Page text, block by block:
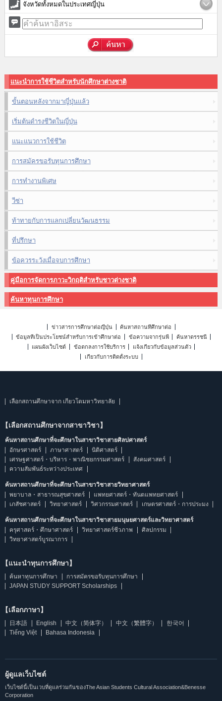
จังหวัดทั้งหมดในประเทศญี่ปุ่น
แนะนำการใช้ชีวิตสำหรับนักศึกษาต่างชาติ
ขั้นตอนหลังจากมาญี่ปุ่นแล้ว
เริ่มต้นดำรงชีวิตในญี่ปุ่น
แนะแนวการใช้ชีวิต
การสมัครขอรับทุนการศึกษา
การทำงานพิเศษ
วีซ่า
ท้าทายกับการแลกเปลี่ยนวัฒนธรรม
ที่ปรึกษา
ข้อควรระวังเมื่อจบการศึกษา
คู่มือการจัดการภาวะวิกฤติสำหรับชาวต่างชาติ
ค้นหาทุนการศึกษา
ข่าวสารการศึกษาต่อญี่ปุ่น
ค้นหาสถานที่ศึกษาต่อ
ข้อมูลที่เป็นประโยชน์สำหรับการเข้าศึกษาต่อ
ข้อความจากรุ่นพี่
ค้นหาดรรชนี
แผนผังเว็บไซต์
ข้อตกลงการใช้บริการ
แจ้งเกี่ยวกับข้อมูลส่วนตัว
เกี่ยวกับการติดตั้งระบบ
เลือกสถานศึกษาจาก เกียวโตมหาวิทยาลัย
【เลือกสถานศึกษาจากสาขาวิชา】
ค้นหาสถานศึกษาที่จะศึกษาในสาขาวิชาสายศิลปศาสตร์
อักษรศาสตร์
ภาษาศาสตร์
นิติศาสตร์
เศรษฐศาสตร์・บริหาร・พาณิชยกรรมศาสตร์
สังคมศาสตร์
ความสัมพันธ์ระหว่างประเทศ
ค้นหาสถานศึกษาที่จะศึกษาในสาขาวิชาสายวิทยาศาสตร์
พยาบาล・สาธารณสุขศาสตร์
แพทยศาสตร์・ทันตแพทยศาสตร์
เภสัชศาสตร์
วิทยาศาสตร์ วิศวกรรมศาสตร์ เกษตรศาสตร์・การประมง
ค้นหาสถานศึกษาที่จะศึกษาในสาขาวิชาสายมนุษยศาสตร์และวิทยาศาสตร์
ครุศาสตร์・ศึกษาศาสตร์
วิทยาศาสตร์ชีวภาพ
ศิลปกรรม
วิทยาศาสตร์บูรณาการ
【แนะนำทุนการศึกษา】
ค้นหาทุนการศึกษา
การสมัครขอรับทุนการศึกษา
JAPAN STUDY SUPPORT Scholarships
【เลือกภาษา】
日本語 English 中文（简体字） 中文（繁體字）
한국어
Tiếng Việt
Bahasa Indonesia
ผู้ดูแลเว็บไซต์
เว็บไซต์นี้เป็นเวบที่ดูแลร่วมกันของThe Asian Students Cultural Association&Benesse
Corporation